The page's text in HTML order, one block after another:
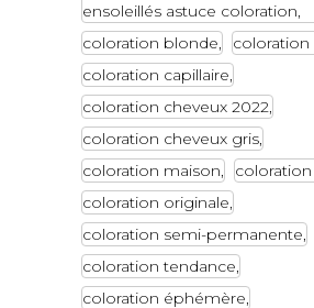
ensoleillés astuce coloration
coloration blonde
coloration
coloration capillaire
coloration cheveux 2022
coloration cheveux gris
coloration maison
coloration originale
coloration semi-permanente
coloration tendance
coloration éphémère